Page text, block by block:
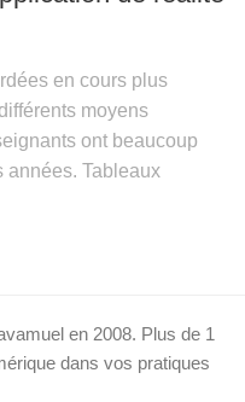
en cours plus
moyens
ont beaucoup
années. Tableaux
en 2008. Plus de 1
dans vos pratiques